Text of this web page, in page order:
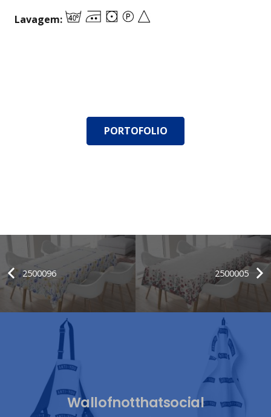
Lavagem:
PORTOFOLIO
2500096 2500005
Wallofnotthatsocial